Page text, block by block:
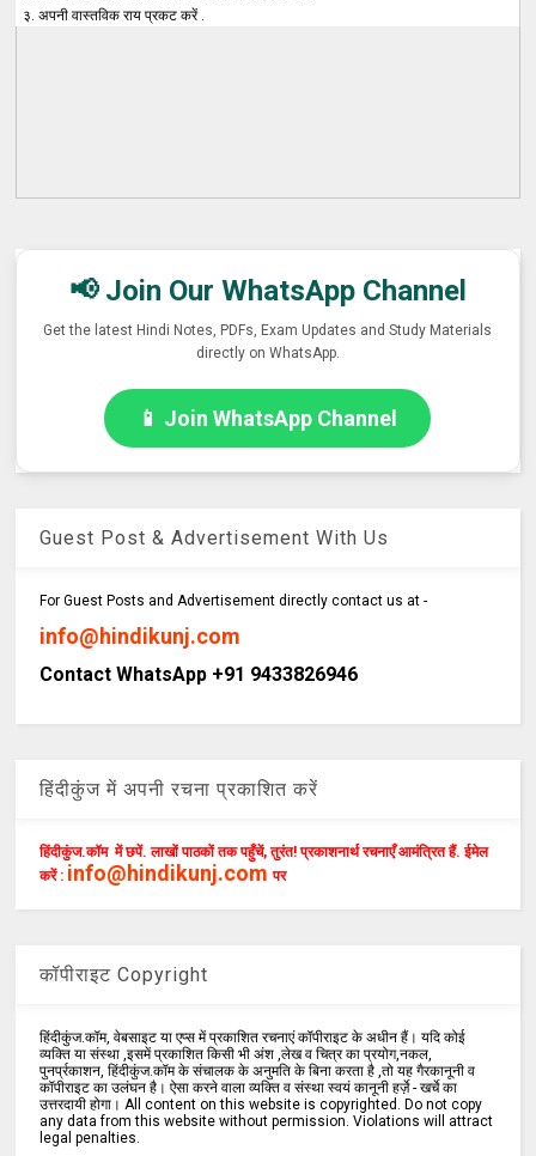
३. अपनी वास्तविक राय प्रकट करें .
📢 Join Our WhatsApp Channel
Get the latest Hindi Notes, PDFs, Exam Updates and Study Materials
directly on WhatsApp.
📱 Join WhatsApp Channel
Guest Post & Advertisement With Us
For Guest Posts and Advertisement directly contact us at -
info@hindikunj.com
Contact WhatsApp +91 9433826946
हिंदीकुंज में अपनी रचना प्रकाशित करें
हिंदीकुंज.कॉम में छपें. लाखों पाठकों तक पहुँचें, तुरंत! प्रकाशनार्थ रचनाएँ आमंत्रित हैं. ईमेल
करें : info@hindikunj.com पर
कॉपीराइट Copyright
हिंदीकुंज.कॉम, वेबसाइट या एप्स में प्रकाशित रचनाएं कॉपीराइट के अधीन हैं। यदि कोई
व्यक्ति या संस्था ,इसमें प्रकाशित किसी भी अंश ,लेख व चित्र का प्रयोग,नकल,
पुनर्प्रकाशन, हिंदीकुंज.कॉम के संचालक के अनुमति के बिना करता है ,तो यह गैरकानूनी व
कॉपीराइट का उलंघन है। ऐसा करने वाला व्यक्ति व संस्था स्वयं कानूनी हर्ज़े - खर्चे का
उत्तरदायी होगा। All content on this website is copyrighted. Do not copy
any data from this website without permission. Violations will attract
legal penalties.